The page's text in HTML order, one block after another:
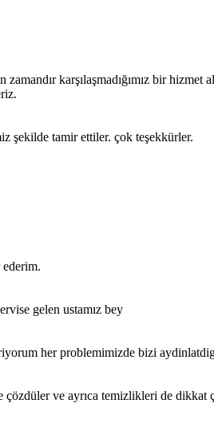
karşılaşmadığımız bir hizmet
şekilde tamir ettiler. çok teşekkürler.
gelen ustamız bey
her problemimizde bizi
çözdüler ve ayrıca temizlikleri de dikkat